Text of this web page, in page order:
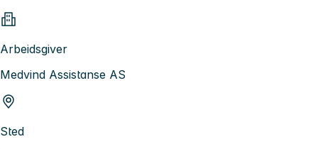
Arbeidsgiver
Medvind Assistanse AS
Sted